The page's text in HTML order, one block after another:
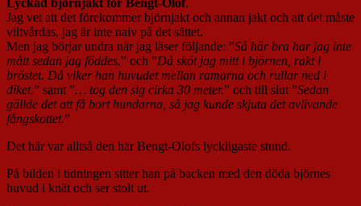
Lyckad björnjakt för Bengt-Olof.
Jag vet att det förekommer björnjakt och annan jakt och att det måste
viltvårdas, jag är inte naiv på det sättet.
Men jag börjar undra när jag läser följande: ”Så här bra har jag inte
mått sedan jag föddes.” och ”Då sköt jag mitt i björnen, rakt i
bröstet. Då viker han huvudet mellan ramarna och rullar ned i
diket.” samt ”… tog den sig cirka 30 meter.” och till slut ”Sedan
gällde det att få bort hundarna, så jag kunde skjuta det avlivande
fångskottet.”
Det här var alltså den här Bengt-Olofs lyckligaste stund.
På bilden i tidningen sitter han på backen med den döda björnes
huvud i knät och ser stolt ut.